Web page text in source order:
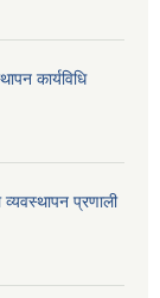
कार्यविधि
प्रणाली